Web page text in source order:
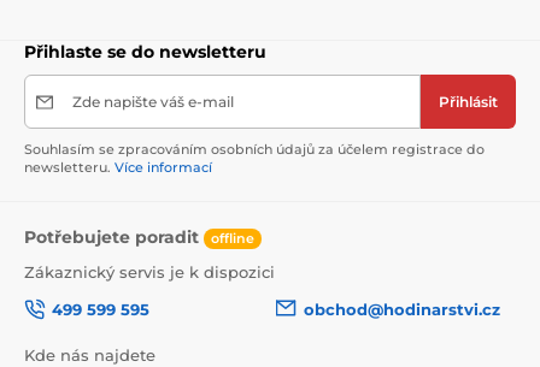
Přihlaste se do newsletteru
Zde napište váš e-mail Přihlásit
Souhlasím se zpracováním osobních údajů za účelem registrace do
newsletteru. Více informací
Potřebujete poradit offline
Zákaznický servis je k dispozici
499 599 595
obchod@hodinarstvi.cz
Kde nás najdete